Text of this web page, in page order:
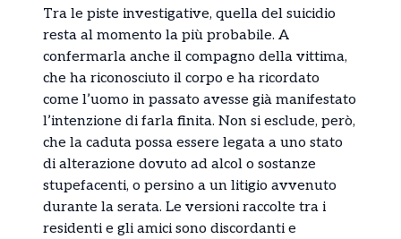
Tra le piste investigative, quella del suicidio
resta al momento la più probabile. A
confermarla anche il compagno della vittima,
che ha riconosciuto il corpo e ha ricordato
come l’uomo in passato avesse già manifestato
l’intenzione di farla finita. Non si esclude, però,
che la caduta possa essere legata a uno stato
di alterazione dovuto ad alcol o sostanze
stupefacenti, o persino a un litigio avvenuto
durante la serata. Le versioni raccolte tra i
residenti e gli amici sono discordanti e